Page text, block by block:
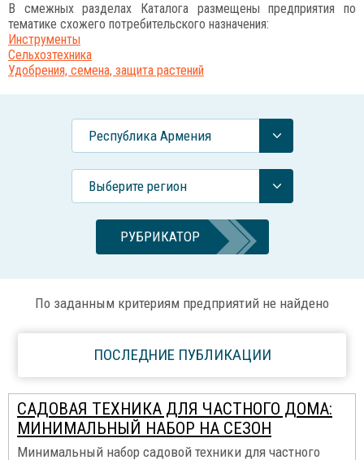
В смежных разделах Каталога размещены предприятия по
тематике схожего потребительского назначения:
Инструменты
Сельхозтехника
Удобрения, семена, защита растений
Республика Армения
Выберите регион
РУБРИКАТОР
По заданным критериям предприятий не найдено
ПОСЛЕДНИЕ ПУБЛИКАЦИИ
САДОВАЯ ТЕХНИКА ДЛЯ ЧАСТНОГО ДОМА:
МИНИМАЛЬНЫЙ НАБОР НА СЕЗОН
Минимальный набор садовой техники для частного